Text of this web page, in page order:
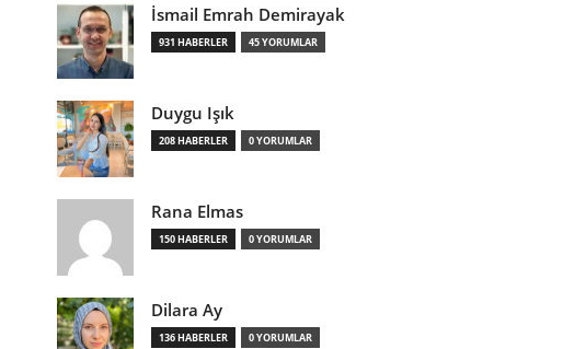
İsmail Emrah Demirayak
931 HABERLER 45 YORUMLAR
Duygu Işık
208 HABERLER 0 YORUMLAR
Rana Elmas
150 HABERLER 0 YORUMLAR
Dilara Ay
136 HABERLER 0 YORUMLAR